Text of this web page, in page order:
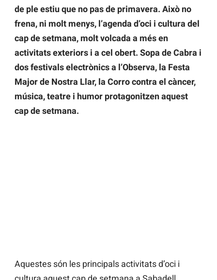
de ple estiu que no pas de primavera. Això no
frena, ni molt menys, l’agenda d’oci i cultura del
cap de setmana, molt volcada a més en
activitats exteriors i a cel obert. Sopa de Cabra i
dos festivals electrònics a l’Observa, la Festa
Major de Nostra Llar, la Corro contra el càncer,
música, teatre i humor protagonitzen aquest
cap de setmana.
Aquestes són les principals activitats d’oci i